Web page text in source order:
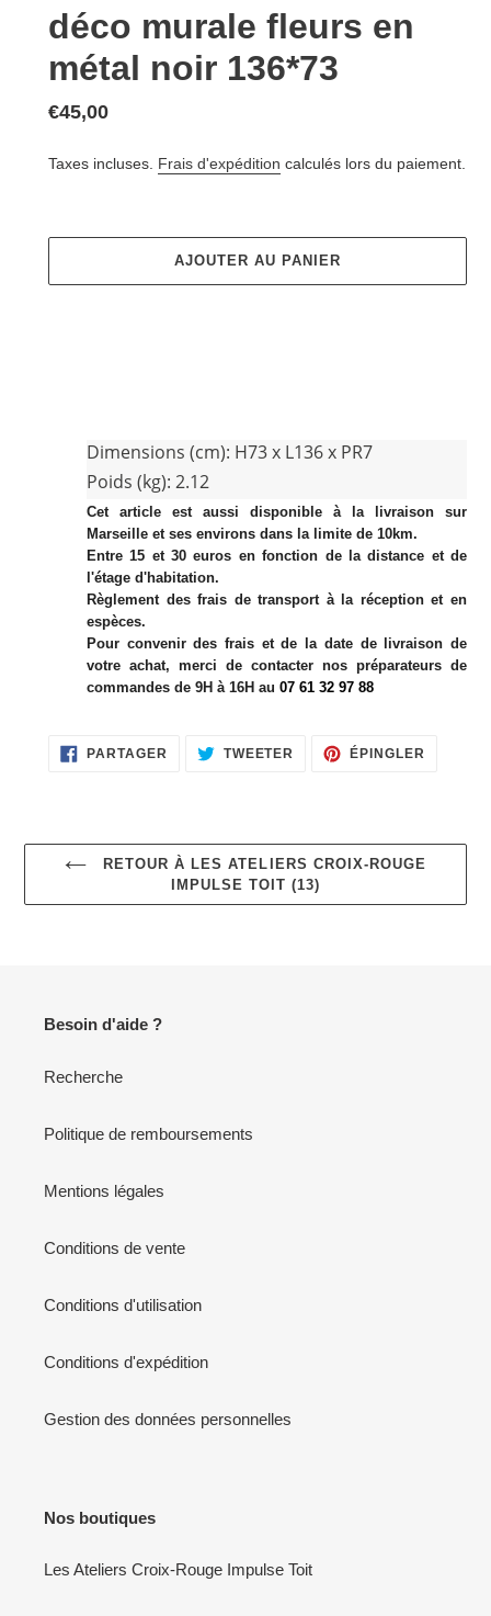
déco murale fleurs en
métal noir 136*73
Prix
€45,00
Taxes incluses. Frais d'expédition calculés lors du paiement.
AJOUTER AU PANIER
produit
panier
Dimensions (cm): H73 x L136 x PR7
Poids (kg): 2.12
Cet article est aussi disponible à la livraison sur
Marseille et ses environs dans la limite de 10km.
Entre 15 et 30 euros en fonction de la distance et de
l'étage d'habitation.
Règlement des frais de transport à la réception et en
espèces.
Pour convenir des frais et de la date de livraison de
votre achat, merci de contacter nos préparateurs de
commandes de 9H à 16H au 07 61 32 97 88
PARTAGER PARTAGER
SUR
TWEETER TWEETER
SUR
ÉPINGLER
RETOUR À LES ATELIERS CROIX-ROUGE
IMPULSE TOIT (13)
Besoin d'aide ?
Recherche
Politique de remboursements
Mentions légales
Conditions de vente
Conditions d'utilisation
Conditions d'expédition
Gestion des données personnelles
Nos boutiques
Les Ateliers Croix-Rouge Impulse Toit